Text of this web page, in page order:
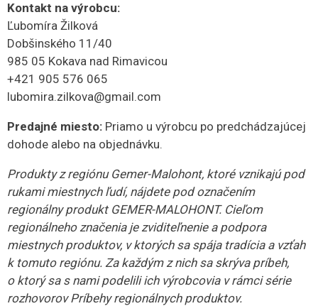
Kontakt na výrobcu:
Ľubomíra Žilková
Dobšinského 11/40
985 05 Kokava nad Rimavicou
+421 905 576 065
lubomira.zilkova@gmail.com
Predajné miesto: Priamo u výrobcu po predchádzajúcej
dohode alebo na objednávku.
Produkty z regiónu Gemer-Malohont, ktoré vznikajú pod
rukami miestnych ľudí, nájdete pod označením
regionálny produkt GEMER-MALOHONT. Cieľom
regionálneho značenia je zviditeľnenie a podpora
miestnych produktov, v ktorých sa spája tradícia a vzťah
k tomuto regiónu. Za každým z nich sa skrýva príbeh,
o ktorý sa s nami podelili ich výrobcovia v rámci série
rozhovorov Príbehy regionálnych produktov.